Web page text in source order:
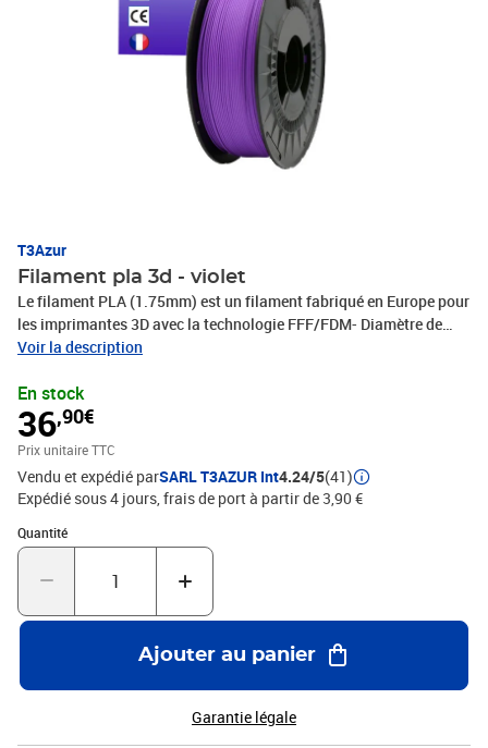
T3Azur
Filament pla 3d - violet
Le filament PLA (1.75mm) est un filament fabriqué en Europe pour
les imprimantes 3D avec la technologie FFF/FDM- Diamètre de
1,75 mm- Bobine de 1000 grammes.
Voir la description
En stock
36,90€
Prix unitaire TTC
Vendu et expédié parSARL T3AZUR Int4.24/5(41)
Expédié sous 4 jours, frais de port à partir de 3,90 €
Quantité
Quantité : 1
Ajouter au panier
Garantie légale